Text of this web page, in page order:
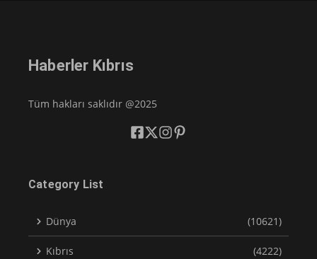
Haberler Kıbrıs
Tüm hakları saklıdır @2025
Category List
Dünya (10621)
Kıbrıs (4222)